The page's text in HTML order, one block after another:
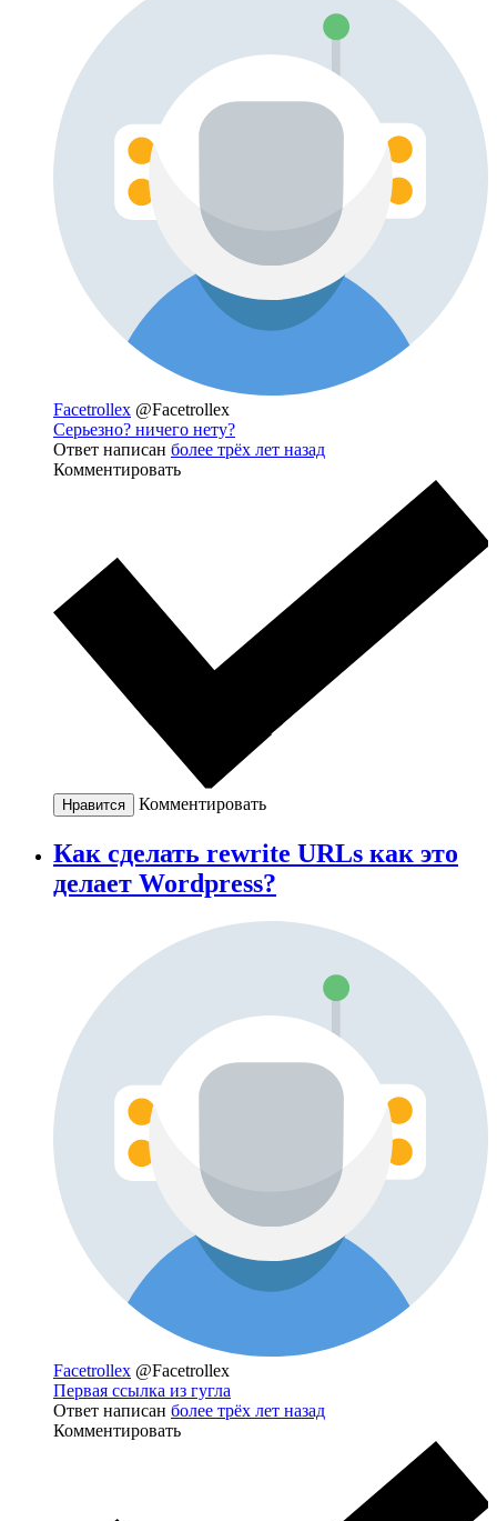
Facetrollex @Facetrollex
Серьезно? ничего нету?
Ответ написан более трёх лет назад
Комментировать
Нравится Комментировать
Как сделать rewrite URLs как это
делает Wordpress?
Facetrollex @Facetrollex
Первая ссылка из гугла
Ответ написан более трёх лет назад
Комментировать